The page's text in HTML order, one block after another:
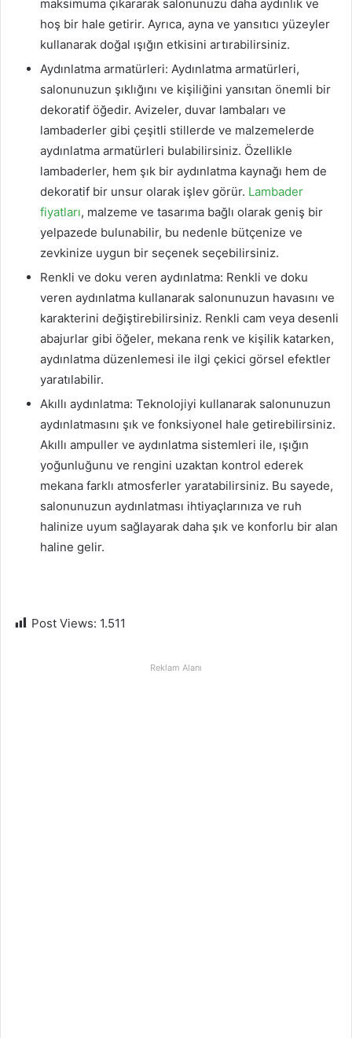
maksimuma çıkararak salonunuzu daha aydınlık ve
hoş bir hale getirir. Ayrıca, ayna ve yansıtıcı yüzeyler
kullanarak doğal ışığın etkisini artırabilirsiniz.
Aydınlatma armatürleri: Aydınlatma armatürleri,
salonunuzun şıklığını ve kişiliğini yansıtan önemli bir
dekoratif öğedir. Avizeler, duvar lambaları ve
lambaderler gibi çeşitli stillerde ve malzemelerde
aydınlatma armatürleri bulabilirsiniz. Özellikle
lambaderler, hem şık bir aydınlatma kaynağı hem de
dekoratif bir unsur olarak işlev görür. Lambader
fiyatları, malzeme ve tasarıma bağlı olarak geniş bir
yelpazede bulunabilir, bu nedenle bütçenize ve
zevkinize uygun bir seçenek seçebilirsiniz.
Renkli ve doku veren aydınlatma: Renkli ve doku
veren aydınlatma kullanarak salonunuzun havasını ve
karakterini değiştirebilirsiniz. Renkli cam veya desenli
abajurlar gibi öğeler, mekana renk ve kişilik katarken,
aydınlatma düzenlemesi ile ilgi çekici görsel efektler
yaratılabilir.
Akıllı aydınlatma: Teknolojiyi kullanarak salonunuzun
aydınlatmasını şık ve fonksiyonel hale getirebilirsiniz.
Akıllı ampuller ve aydınlatma sistemleri ile, ışığın
yoğunluğunu ve rengini uzaktan kontrol ederek
mekana farklı atmosferler yaratabilirsiniz. Bu sayede,
salonunuzun aydınlatması ihtiyaçlarınıza ve ruh
halinize uyum sağlayarak daha şık ve konforlu bir alan
haline gelir.
Post Views: 1.511
Reklam Alanı